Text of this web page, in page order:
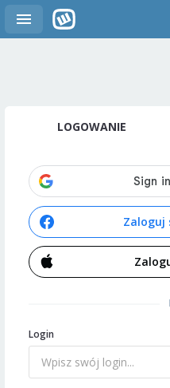
LOGOWANIE
Zaloguj
Login